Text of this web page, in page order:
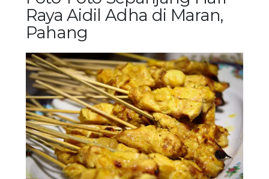
Raya Aidil Adha di Maran,
Pahang